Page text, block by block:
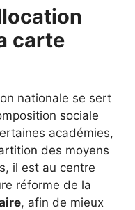
carte
nationale se sert
sociale
académies,
des moyens
il est au centre
réforme de la
, afin de mieux